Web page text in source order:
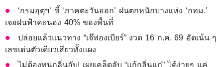
‘กรมอุตุฯ’ ชี้ ‘ภาคตะวันออก’ ฝนตกหนักบางแห่ง ‘กทม.’
เจอฝนฟ้าคะนอง 40% ของพื้นที่
ปล่อยแล้วแนวทาง “เจ๊ฟองเบียร์” งวด 16 ก.ค. 69 อัดเน้น ๆ
เลขเด่นตัวเดียวเสียวทั้งแผง
ไม่ต้องทนกลิ่นอับ! เผยเคล็ดลับ “แก้กลิ่นแก่” ได้ง่ายๆ แค่